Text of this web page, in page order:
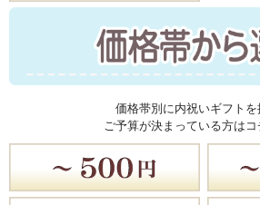
価格帯別に内祝いギフトを
ご予算が決まっている方はコ